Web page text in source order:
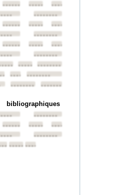
•••••••• ••••••••••••••••
••••••••
•••••••• ••••••••••••••••
••••••••
•••••••• ••••••••••••••••
••••••••
••••••••••••••••
••••••••••••••••
••••••••
••••••••
••••••••
•••••••• ••••••••••••••••
••••••••
••••••••••••••••